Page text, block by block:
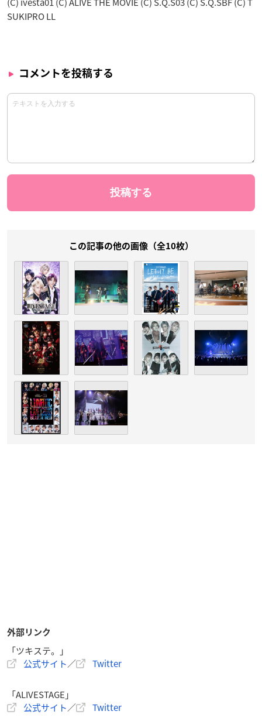
SUKIPRO LL
コメントを投稿する
この記事の他の画像（全10枚）
外部リンク
「ツキステ。」
公式サイト／ Twitter
「ALIVESTAGE」
公式サイト／ Twitter